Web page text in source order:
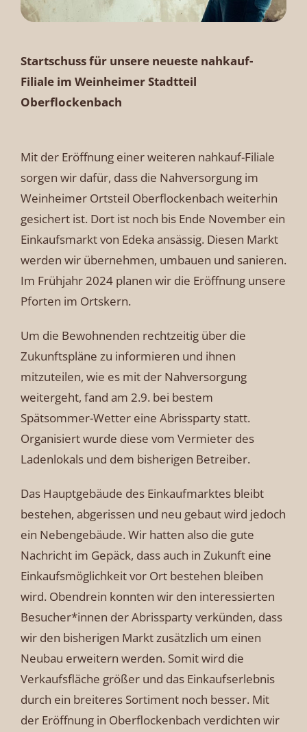
Startschuss für unsere neueste nahkauf-
Filiale im Weinheimer Stadtteil
Oberflockenbach
Mit der Eröffnung einer weiteren nahkauf-Filiale
sorgen wir dafür, dass die Nahversorgung im
Weinheimer Ortsteil Oberflockenbach weiterhin
gesichert ist. Dort ist noch bis Ende November ein
Einkaufsmarkt von Edeka ansässig. Diesen Markt
werden wir übernehmen, umbauen und sanieren.
Im Frühjahr 2024 planen wir die Eröffnung unsere
Pforten im Ortskern.
Um die Bewohnenden rechtzeitig über die
Zukunftspläne zu informieren und ihnen
mitzuteilen, wie es mit der Nahversorgung
weitergeht, fand am 2.9. bei bestem
Spätsommer-Wetter eine Abrissparty statt.
Organisiert wurde diese vom Vermieter des
Ladenlokals und dem bisherigen Betreiber.
Das Hauptgebäude des Einkaufmarktes bleibt
bestehen, abgerissen und neu gebaut wird jedoch
ein Nebengebäude. Wir hatten also die gute
Nachricht im Gepäck, dass auch in Zukunft eine
Einkaufsmöglichkeit vor Ort bestehen bleiben
wird. Obendrein konnten wir den interessierten
Besucher*innen der Abrissparty verkünden, dass
wir den bisherigen Markt zusätzlich um einen
Neubau erweitern werden. Somit wird die
Verkaufsfläche größer und das Einkaufserlebnis
durch ein breiteres Sortiment noch besser. Mit
der Eröffnung in Oberflockenbach verdichten wir